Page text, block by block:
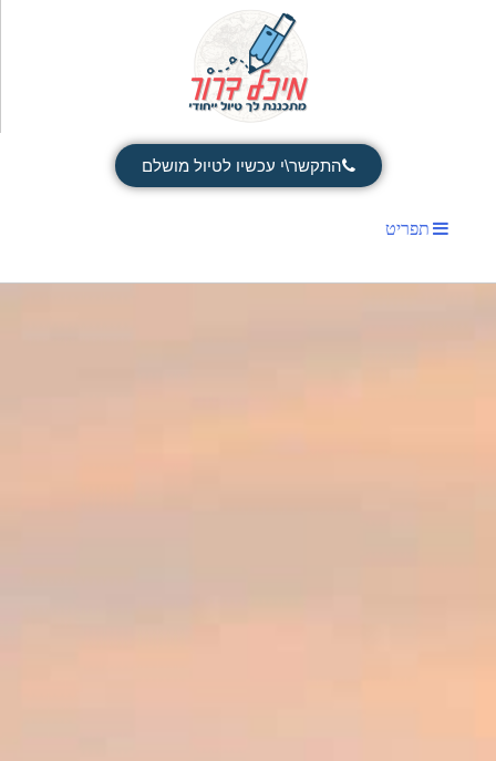
התקשר\י עכשיו לטיול מושלם
תפריט